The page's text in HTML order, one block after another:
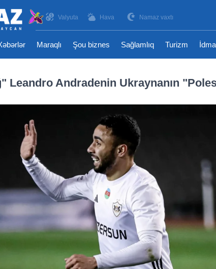
Valyuta Hava Namaz vaxtı
Maraqlı Şou biznes Sağlamlıq Turizm
Leandro Andradenin Ukraynanın